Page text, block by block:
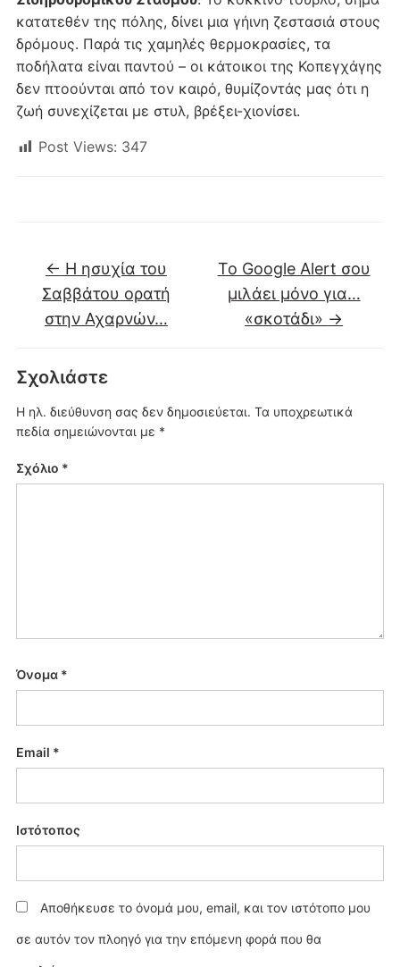
κατατεθέν της πόλης, δίνει μια γήινη ζεστασιά στους
δρόμους. Παρά τις χαμηλές θερμοκρασίες, τα
ποδήλατα είναι παντού – οι κάτοικοι της Κοπεγχάγης
δεν πτοούνται από τον καιρό, θυμίζοντάς μας ότι η
ζωή συνεχίζεται με στυλ, βρέξει-χιονίσει.
Post Views: 347
← Η ησυχία του
Σαββάτου ορατή
στην Αχαρνών…
Το Google Alert σου
μιλάει μόνο για…
«σκοτάδι» →
Σχολιάστε
Η ηλ. διεύθυνση σας δεν δημοσιεύεται. Τα υποχρεωτικά
πεδία σημειώνονται με *
Σχόλιο *
Όνομα *
Email *
Ιστότοπος
Αποθήκευσε το όνομά μου, email, και τον ιστότοπο μου
σε αυτόν τον πλοηγό για την επόμενη φορά που θα